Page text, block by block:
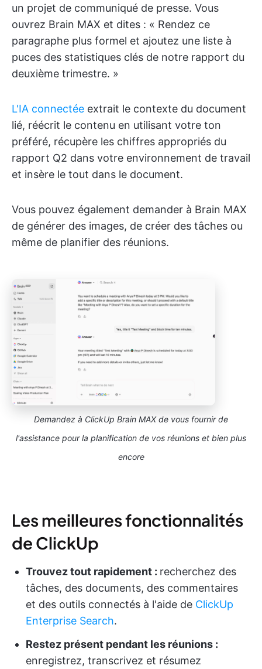
un projet de communiqué de presse. Vous
ouvrez Brain MAX et dites : « Rendez ce
paragraphe plus formel et ajoutez une liste à
puces des statistiques clés de notre rapport du
deuxième trimestre. »
L'IA connectée extrait le contexte du document
lié, réécrit le contenu en utilisant votre ton
préféré, récupère les chiffres appropriés du
rapport Q2 dans votre environnement de travail
et insère le tout dans le document.
Vous pouvez également demander à Brain MAX
de générer des images, de créer des tâches ou
même de planifier des réunions.
Demandez à ClickUp Brain MAX de vous fournir de
l'assistance pour la planification de vos réunions et bien plus
encore
Les meilleures fonctionnalités
de ClickUp
Trouvez tout rapidement : recherchez des
tâches, des documents, des commentaires
et des outils connectés à l'aide de ClickUp
Enterprise Search.
Restez présent pendant les réunions :
enregistrez, transcrivez et résumez